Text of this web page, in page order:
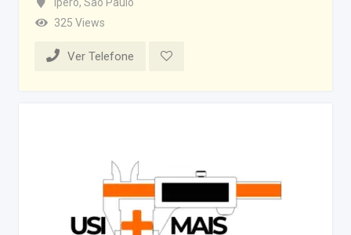
325 Views
Ver Telefone